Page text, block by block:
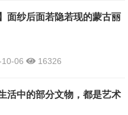
面纱后面若隐若现的蒙古丽
06 16326
活中的部分文物，都是艺术